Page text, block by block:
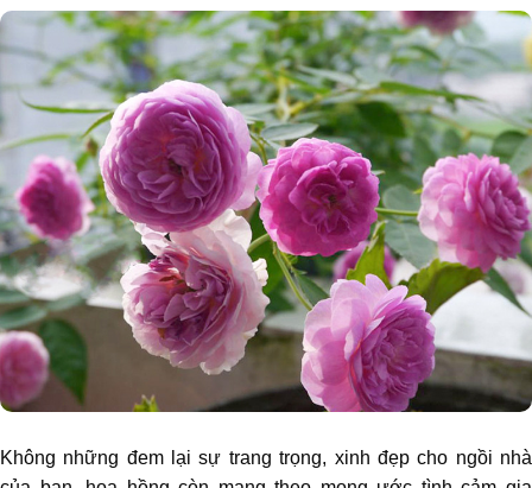
Không những đem lại sự trang trọng, xinh đẹp cho ngồi nhà